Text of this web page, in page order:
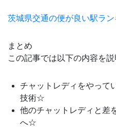
茨城県交通の便が良い駅ラ
まとめ
この記事では以下の内容を説
チャットレディをやって
技術☆
他のチャットレディと差
へ☆